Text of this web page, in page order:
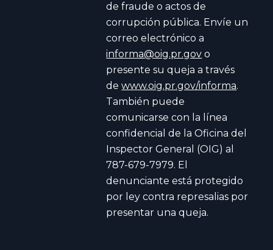
de fraude o actos de
corrupción pública. Envíe un
correo electrónico a
informa@oig.pr.gov o
presente su queja a través
dewww.oig.pr.gov/informa.
También puede
comunicarse con la línea
confidencial de la Oficina del
Inspector General (OIG) al
787-679-7979. El
denunciante está protegido
por ley contra represalias por
presentar una queja.